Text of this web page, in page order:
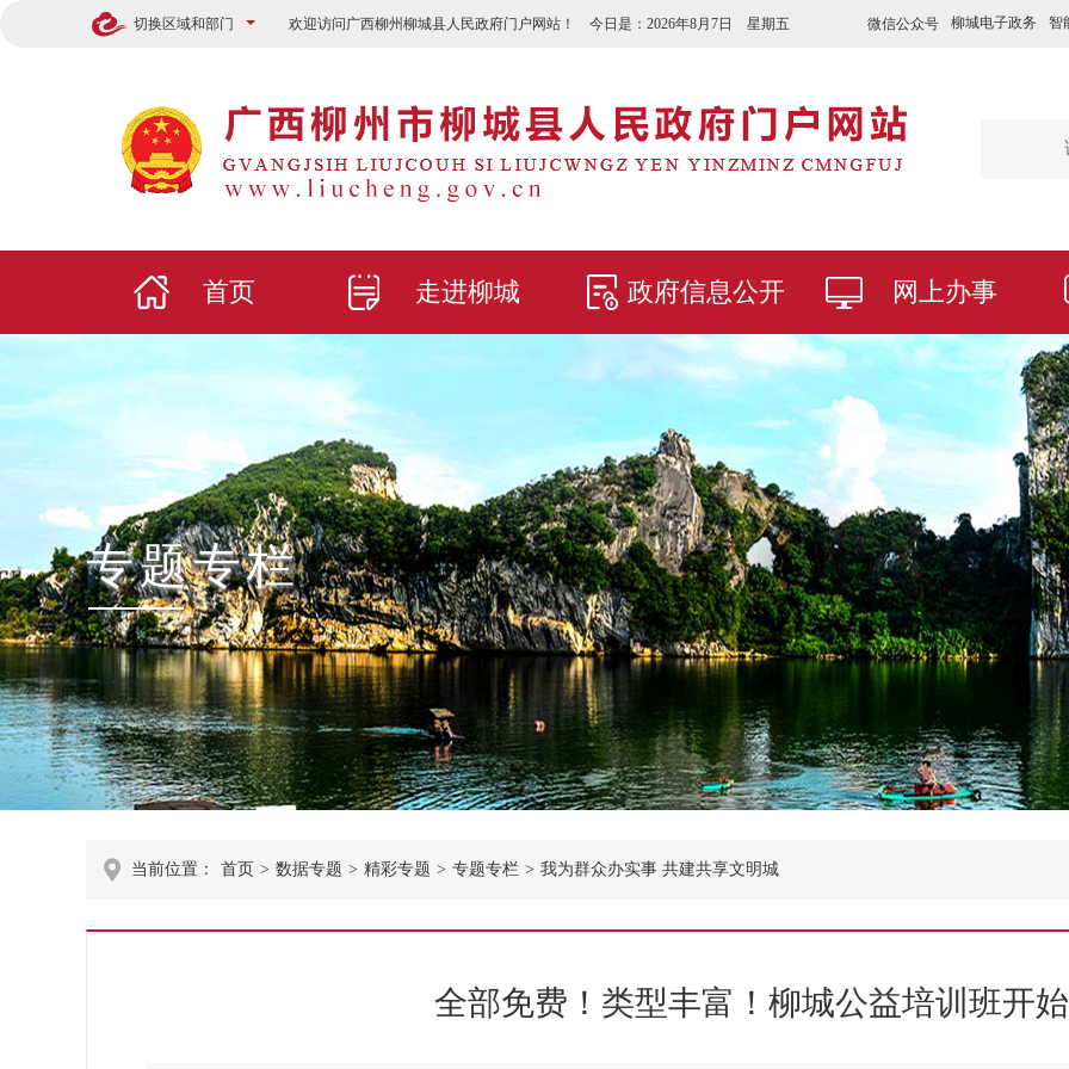
切换区域和部门 微信公众号 柳城电子政务 智
欢迎访问广西柳州柳城县人民政府门户网站！ 今日是： 2026年8月7日 星期五
首页 走进柳城 政府信息公开 网上办事
专题专栏
当前位置： 首页 > 数据专题 > 精彩专题 > 专题专栏 > 我为群众办实事 共建共享文明城
全部免费！类型丰富！柳城公益培训班开